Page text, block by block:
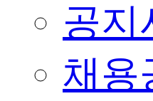
공지
채용